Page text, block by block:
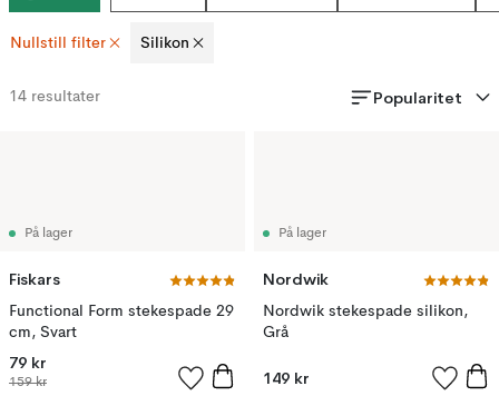
Nullstill filter Silikon
14 resultater Popularitet
På lager
Fiskars
Functional Form stekespade 29
cm, Svart
79 kr
159 kr
På lager
Nordwik
Nordwik stekespade silikon,
Grå
149 kr